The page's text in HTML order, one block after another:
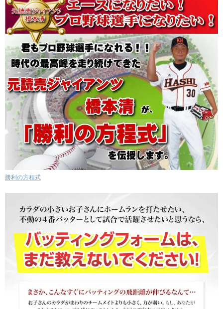
勝利の方程式